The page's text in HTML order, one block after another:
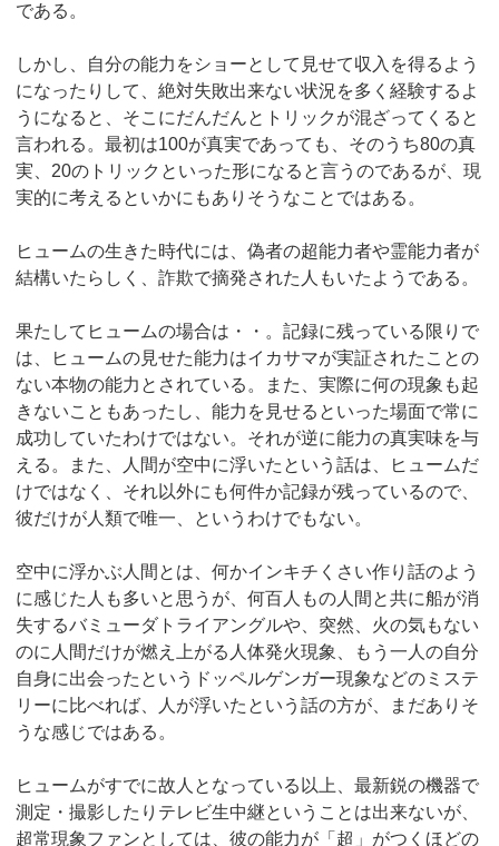
である。
しかし、自分の能力をショーとして見せて収入を得るよう
になったりして、絶対失敗出来ない状況を多く経験するよ
うになると、そこにだんだんとトリックが混ざってくると
言われる。最初は100が真実であっても、そのうち80の真
実、20のトリックといった形になると言うのであるが、現
実的に考えるといかにもありそうなことではある。
ヒュームの生きた時代には、偽者の超能力者や霊能力者が
結構いたらしく、詐欺で摘発された人もいたようである。
果たしてヒュームの場合は・・。記録に残っている限りで
は、ヒュームの見せた能力はイカサマが実証されたことの
ない本物の能力とされている。また、実際に何の現象も起
きないこともあったし、能力を見せるといった場面で常に
成功していたわけではない。それが逆に能力の真実味を与
える。また、人間が空中に浮いたという話は、ヒュームだ
けではなく、それ以外にも何件か記録が残っているので、
彼だけが人類で唯一、というわけでもない。
空中に浮かぶ人間とは、何かインキチくさい作り話のよう
に感じた人も多いと思うが、何百人もの人間と共に船が消
失するバミューダトライアングルや、突然、火の気もない
のに人間だけが燃え上がる人体発火現象、もう一人の自分
自身に出会ったというドッペルゲンガー現象などのミステ
リーに比べれば、人が浮いたという話の方が、まだありそ
うな感じではある。
ヒュームがすでに故人となっている以上、最新鋭の機器で
測定・撮影したりテレビ生中継ということは出来ないが、
超常現象ファンとしては、彼の能力が「超」がつくほどの